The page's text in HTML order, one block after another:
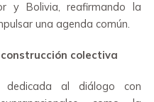
y Bolivia, reafirmando la
una agenda común.
colectiva
dedicada al diálogo con